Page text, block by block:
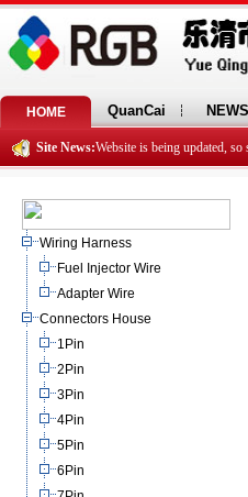
HOME QuanCai NEWS
Site News:Website is being updated, so
Wiring Harness
Fuel Injector Wire
Adapter Wire
Connectors House
1Pin
2Pin
3Pin
4Pin
5Pin
6Pin